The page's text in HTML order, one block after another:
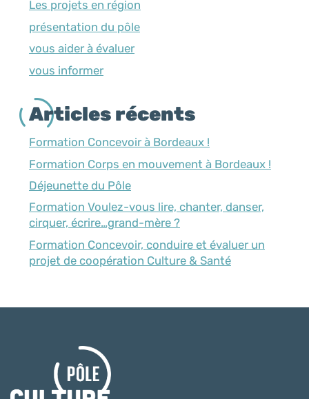
Les projets en région
présentation du pôle
vous aider à évaluer
vous informer
Articles récents
Formation Concevoir à Bordeaux !
Formation Corps en mouvement à Bordeaux !
Déjeunette du Pôle
Formation Voulez-vous lire, chanter, danser,
cirquer, écrire…grand-mère ?
Formation Concevoir, conduire et évaluer un
projet de coopération Culture & Santé